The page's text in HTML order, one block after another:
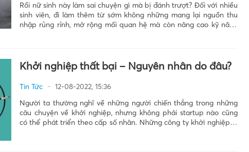
Rồi nữ sinh này làm sai chuyện gì mà bị đánh trượt? Đối với nhiều
sinh viên, đi làm thêm từ sớm không những mang lại nguồn thu
nhập rủng rỉnh, mở rộng mối quan hệ mà còn nâng cao kỹ năng
Khởi nghiệp thất bại – Nguyên nhân do đâu?
Tin Tức
12-08-2022, 15:36
Người ta thường nghĩ về những người chiến thắng trong những
câu chuyện về khởi nghiệp, nhưng không phải startup nào cũng
có thể phát triển theo cấp số nhân. Những công ty khởi nghiệp là